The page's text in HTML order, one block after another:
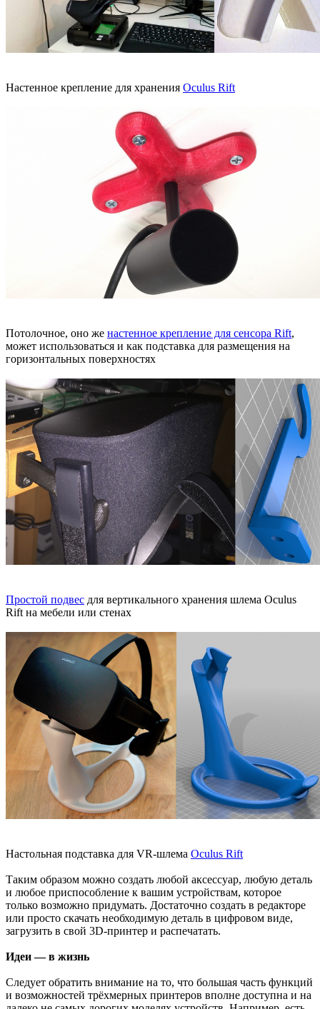
Настенное крепление для хранения Oculus Rift
Потолочное, оно же настенное крепление для сенсора Rift,
может использоваться и как подставка для размещения на
горизонтальных поверхностях
Простой подвес для вертикального хранения шлема Oculus
Rift на мебели или стенах
Настольная подставка для VR-шлема Oculus Rift
Таким образом можно создать любой аксессуар, любую деталь
и любое приспособление к вашим устройствам, которое
только возможно придумать. Достаточно создать в редакторе
или просто скачать необходимую деталь в цифровом виде,
загрузить в свой 3D-принтер и распечатать.
Идеи — в жизнь
Следует обратить внимание на то, что большая часть функций
и возможностей трёхмерных принтеров вполне доступна и на